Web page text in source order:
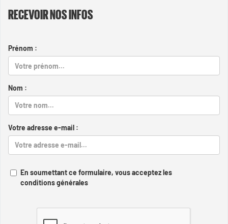
RECEVOIR NOS INFOS
Prénom :
Nom :
Votre adresse e-mail :
En soumettant ce formulaire, vous acceptez les
conditions générales